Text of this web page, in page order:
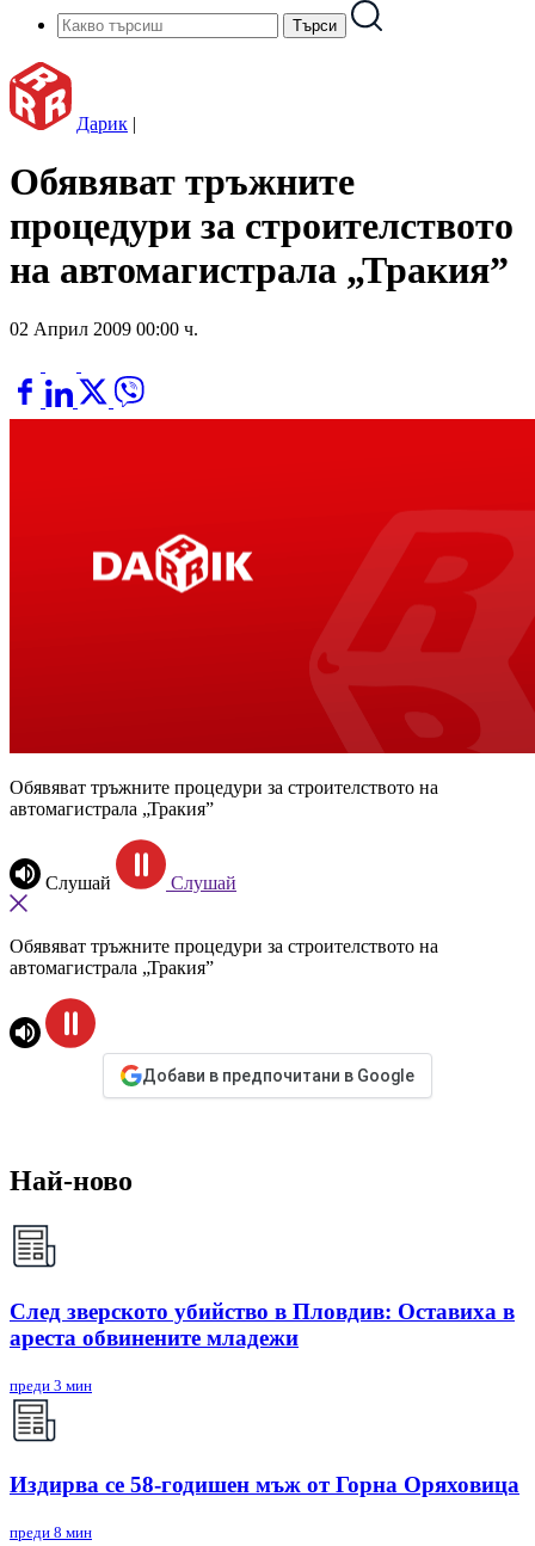
Дарик |
Обявяват тръжните
процедури за строителството
на автомагистрала „Тракия”
02 Април 2009 00:00 ч.
Обявяват тръжните процедури за строителството на
автомагистрала „Тракия”
Слушай Слушай
Обявяват тръжните процедури за строителството на
автомагистрала „Тракия”
Добави в предпочитани в Google
Най-ново
След зверското убийство в Пловдив: Оставиха в
ареста обвинените младежи
преди 3 мин
Издирва се 58-годишен мъж от Горна Оряховица
преди 8 мин